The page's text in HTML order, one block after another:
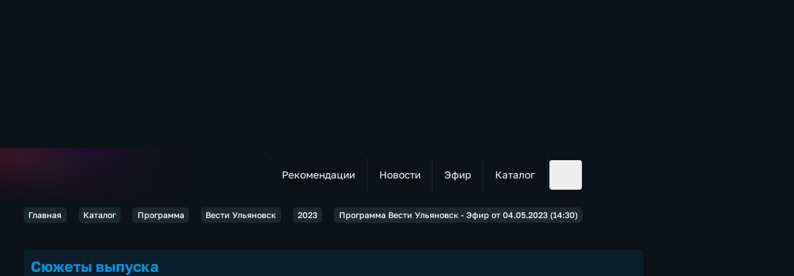
Рекомендации Новости Эфир Каталог
Главная Каталог Программа Вести Ульяновск 2023 Программа Вести Ульяновск - Эфир от 04.05.2023 (14:30)
Сюжеты выпуска